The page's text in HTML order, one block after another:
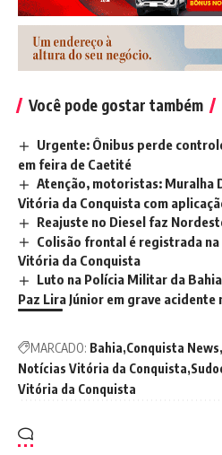
Você pode gostar também
Urgente: Ônibus perde
em feira de Caetité
Atenção, motoristas: Muralha
Vitória da Conquista com
Reajuste no Diesel faz
Colisão frontal é registrada
Vitória da Conquista
Luto na Polícia Militar da
Paz Lira Júnior em grave acidente
MARCADO: Bahia Conquista News
Notícias Vitória da Conquista
Vitória da Conquista